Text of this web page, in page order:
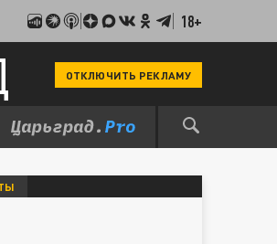
18+
ОТКЛЮЧИТЬ РЕКЛАМУ